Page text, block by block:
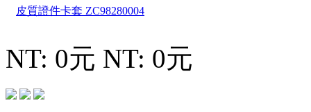
皮質證件卡套 ZC98280004
NT: 0元 NT: 0元